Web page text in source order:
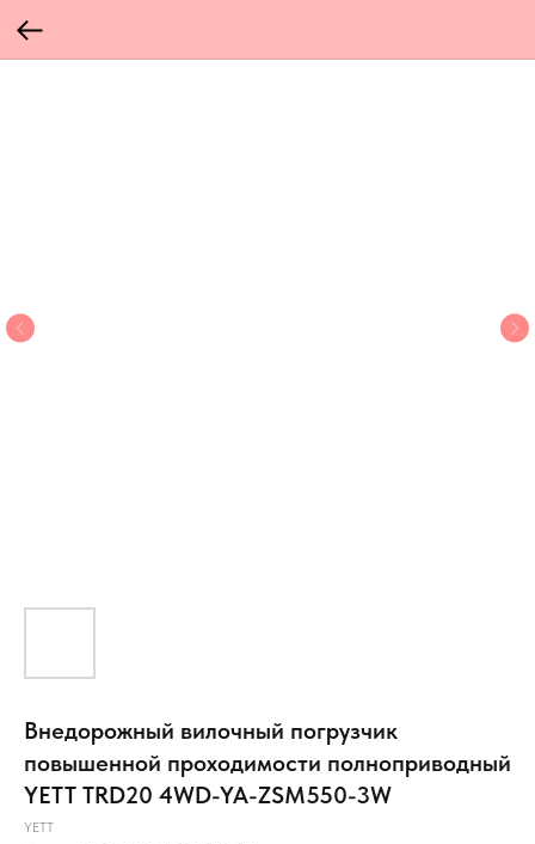
Внедорожный вилочный погрузчик
повышенной проходимости полноприводный
YETT TRD20 4WD-YA-ZSM550-3W
YETT